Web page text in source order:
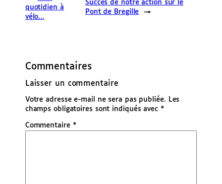
quotidien à
vélo…
Succès de notre action sur le
Pont de Bregille
→
Commentaires
Laisser un commentaire
Votre adresse e-mail ne sera pas publiée.
Les
champs obligatoires sont indiqués avec *
Commentaire *